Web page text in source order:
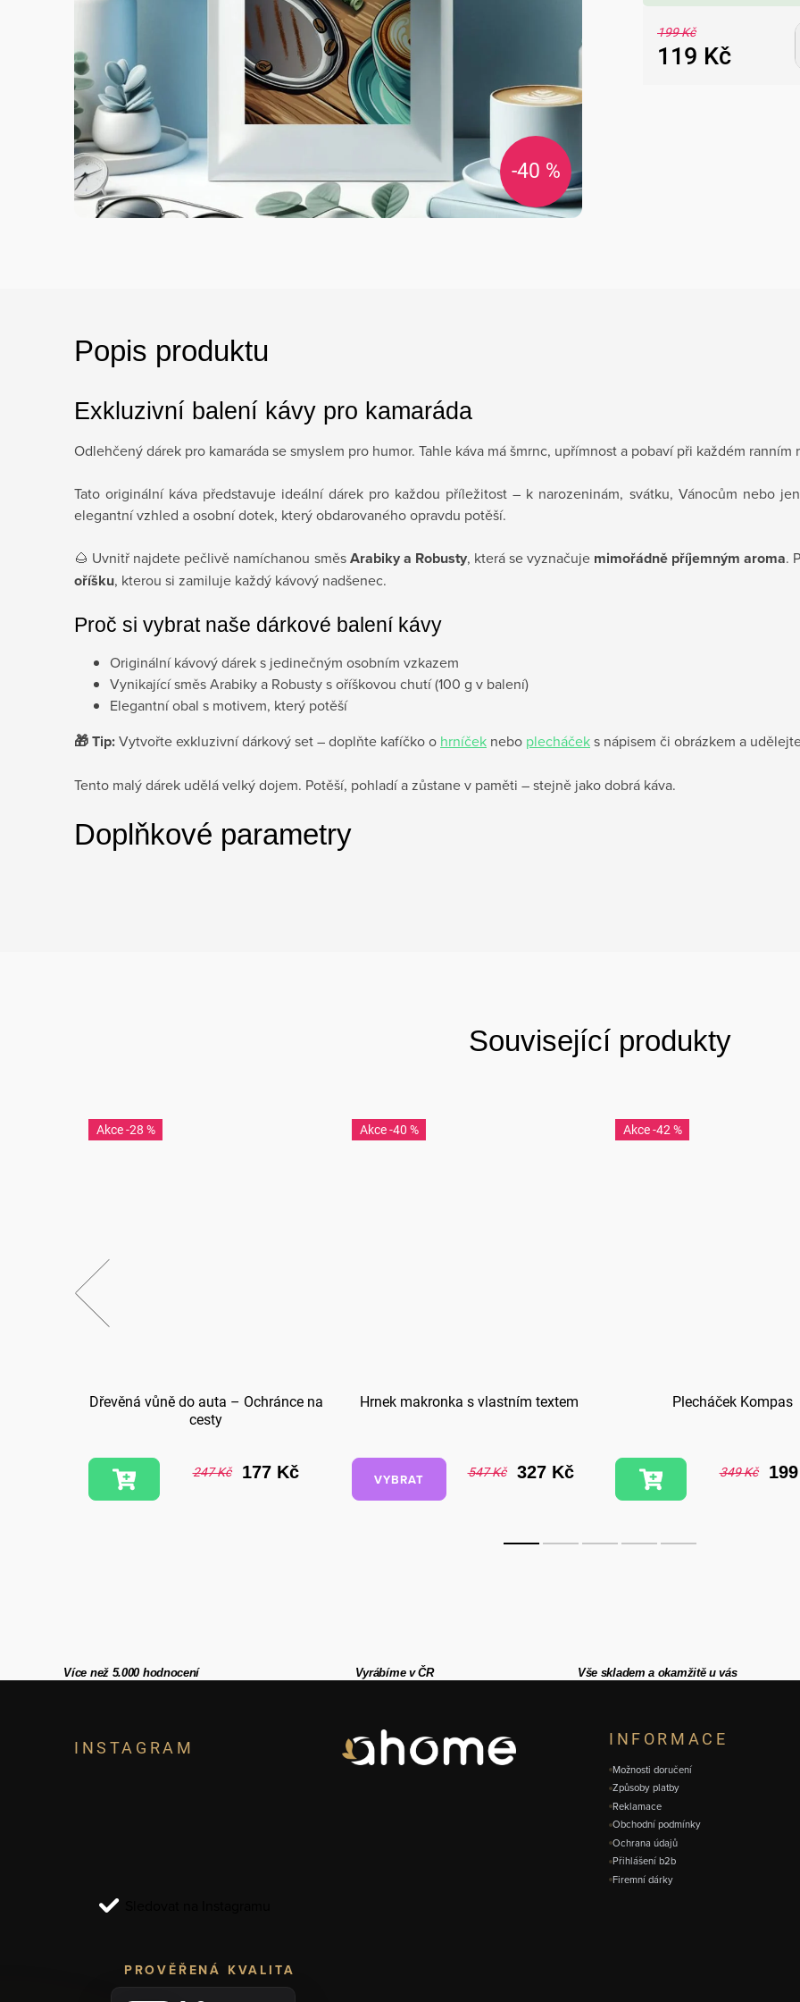
-40 %
199 Kč
119 Kč
Popis produktu
Exkluzivní balení kávy pro kamaráda
Odlehčený dárek pro kamaráda se smyslem pro humor. Tahle káva má šmrnc, upřímnost a pobaví při každém ranním
Tato originální káva představuje ideální dárek pro každou příležitost – k narozeninám, svátku, Vánocům nebo
elegantní vzhled a osobní dotek, který obdarovaného opravdu potěší.
🌰 Uvnitř najdete pečlivě namíchanou směsArabiky a Robusty, která se vyznačuje mimořádně příjemným aroma.
oříšku, kterou si zamiluje každý kávový nadšenec.
Proč si vybrat naše dárkové balení kávy
Originální kávový dárek s jedinečným osobním vzkazem
Vynikající směs Arabiky a Robusty s oříškovou chutí (100 g v balení)
Elegantní obal s motivem, který potěší
🎁 Tip:Vytvořte exkluzivní dárkový set – doplňte kafíčko o hrníček nebo plecháčeks nápisem či obrázkem a
Tento malý dárek udělá velký dojem. Potěší, pohladí a zůstane v paměti – stejně jako dobrá káva.
Doplňkové parametry
Související produkty
-28 %
Dřevěná vůně do auta – Ochránce na
cesty
247 Kč 177 Kč
-40 %
Hrnek makronka s vlastním textem
547 Kč 327 Kč
VYBRAT
-42 %
Plecháček Kompas
349 Kč
Více než 5.000 hodnocení Vyrábíme v ČR Vše skladem a okamžitě u vás
INSTAGRAM INFORMACE
Možnosti doručení
Způsoby platby
Reklamace
Obchodní podmínky
Ochrana údajů
Přihlášení b2b
Firemní dárky
PROVĚŘENÁ KVALITA